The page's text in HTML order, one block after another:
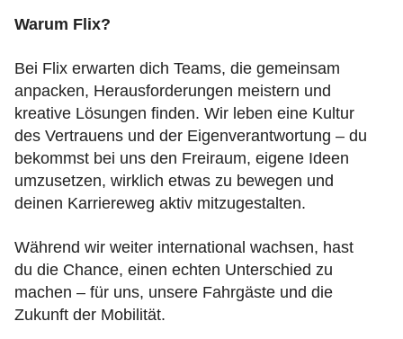
Warum Flix?
Bei Flix erwarten dich Teams, die gemeinsam
anpacken, Herausforderungen meistern und
kreative Lösungen finden. Wir leben eine Kultur
des Vertrauens und der Eigenverantwortung – du
bekommst bei uns den Freiraum, eigene Ideen
umzusetzen, wirklich etwas zu bewegen und
deinen Karriereweg aktiv mitzugestalten.
Während wir weiter international wachsen, hast
du die Chance, einen echten Unterschied zu
machen – für uns, unsere Fahrgäste und die
Zukunft der Mobilität.